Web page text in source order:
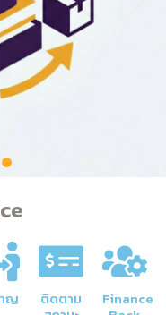
ญ ติดตาม Finance